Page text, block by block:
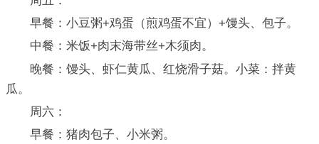
早餐：小豆粥+鸡蛋（煎鸡蛋不宜）+馒头、包子。
中餐：米饭+肉末海带丝+木须肉。
晚餐：馒头、虾仁黄瓜、红烧滑子菇。小菜：拌黄
瓜。
周六：
早餐：猪肉包子、小米粥。